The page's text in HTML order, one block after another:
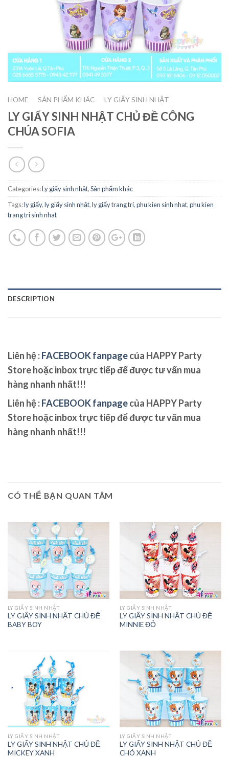
HOME SẢN PHẨM KHÁC LY GIẤY SINH NHẬT
LY GIẤY SINH NHẬT CHỦ ĐỀ CÔNG
CHÚA SOFIA
Categories:Ly giấy sinh nhật,Sản phẩm khác
Tags:ly giấy,ly giấy sinh nhật,ly giấy trang trí,phu kien sinh nhat,phu kien
trang tri sinh nhat
DESCRIPTION
Liên hệ :FACEBOOK fanpagecủa HAPPY Party
Store hoặc inbox trực tiếp để được tư vấn mua
hàng nhanh nhất!!!
Liên hệ :FACEBOOK fanpagecủa HAPPY Party
Store hoặc inbox trực tiếp để được tư vấn mua
hàng nhanh nhất!!!
CÓ THỂ BẠN QUAN TÂM
LY GIẤY SINH NHẬT
LY GIẤY SINH NHẬT CHỦ ĐỀ
BABY BOY
LY GIẤY SINH NHẬT
LY GIẤY SINH NHẬT CHỦ ĐỀ
MINNIE ĐỎ
LY GIẤY SINH NHẬT
LY GIẤY SINH NHẬT CHỦ ĐỀ
MICKEY XANH
LY GIẤY SINH NHẬT
LY GIẤY SINH NHẬT CHỦ ĐỀ
CHÓ XANH